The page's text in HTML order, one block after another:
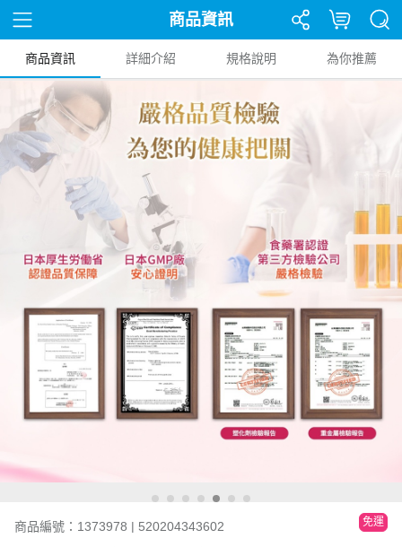
商品資訊
商品資訊 詳細介紹 規格說明 為你推薦
商品編號：1373978 | 520204343602 免運